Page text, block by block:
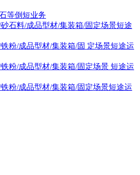
等倒短业务
石料/成品型材/集装箱/固定场景短途
粉/成品型材/集装箱/固 定场景短途运
粉/成品型材/集装箱/固定场景 短途运
粉/成品型材/集装箱/固定场景短途运